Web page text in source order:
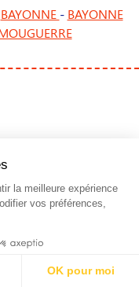
BAYONNE - BAYONNE